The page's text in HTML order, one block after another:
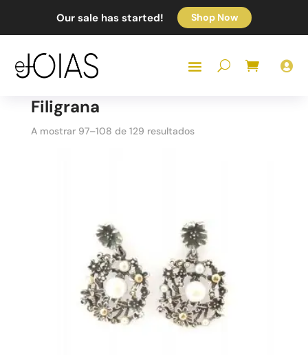
Our sale has started! Shop Now

Filigrana
A mostrar 97–108 de 129 resultadosSorted